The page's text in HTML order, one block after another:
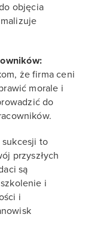
objęcia
że firma ceni
morale i
do
to
przyszłych
są
i
i